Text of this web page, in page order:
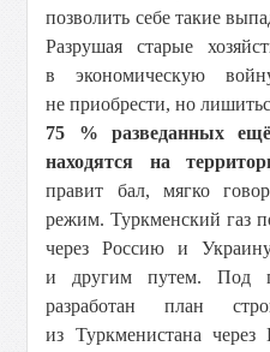
позволить себе такие
Разрушая старые
в экономическую
не приобрести, но
75 % разведанных
находятся на
правит бал, мягко
режим. Туркменский газ
через Россию и
и другим путем. Под
разработан план
из Туркменистана